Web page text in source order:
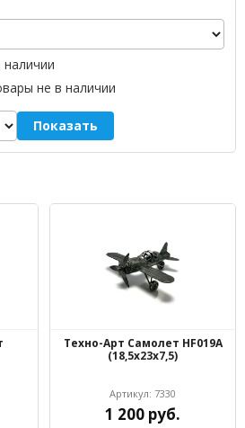
не в наличии
Показать
Техно-Арт Самолет HF019A
(18,5х23х7,5)
Артикул: 7330
1 200 руб.